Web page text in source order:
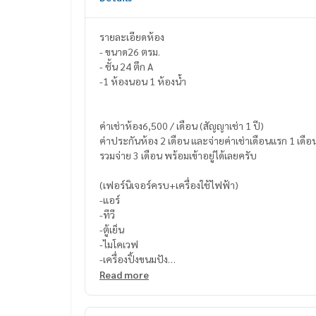
รายละเอียดห้อง
- ขนาด26 ตรม.
- ชั้น 24 ตึก A
-1 ห้องนอน 1 ห้องน้ำ
ค่าเช่าห้อง6,500 / เดือน (สัญญาเช่า 1 ปี)
ค่าประกันห้อง 2 เดือน และจ่ายค่าเช่าเดือนแรก 1 เดือ
รวมจ่าย 3 เดือน พร้อมเข้าอยู่ได้เลยครับ
(เฟอร์นิเจอร์ครบ+เครื่องใช้ไฟฟ้า)
-แอร์
-ทีวี
-ตู้เย็น
-ไมโคเวฟ
-เครื่องปิ้งขนมปัง
-การต้มน้ำร้อ​น
Read more